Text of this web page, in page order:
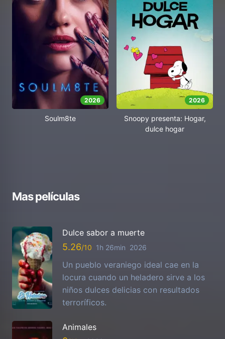
2026
Soulm8te
2026
Snoopy presenta: Hogar,
dulce hogar
Mas películas
Dulce sabor a muerte
5.26 1h 26min 2026
Un pueblo veraniego ideal cae en la
locura cuando un heladero sirve a los
niños dulces delicias con resultados
terroríficos.
Animales